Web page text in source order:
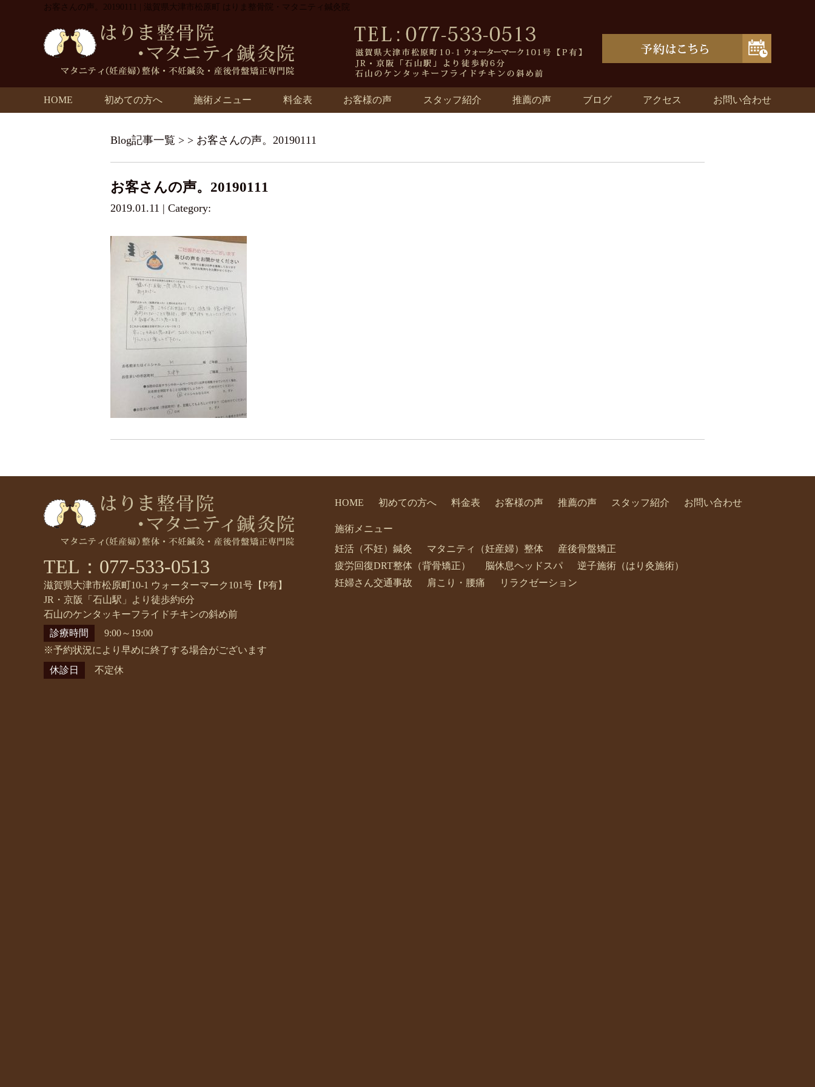
お客さんの声。20190111 | 滋賀県大津市松原町 はりま整骨院・マタニティ鍼灸院
HOME 初めての方へ 施術メニュー 料金表 お客様の声 スタッフ紹介 推薦の声 ブログ アクセス お問い合わせ
Blog記事一覧 > > お客さんの声。20190111
お客さんの声。20190111
2019.01.11 | Category:
TEL：077-533-0513
滋賀県大津市松原町10-1 ウォーターマーク101号【P有】
JR・京阪「石山駅」より徒歩約6分
石山のケンタッキーフライドチキンの斜め前
診療時間
9:00～19:00
※予約状況により早めに終了する場合がございます
休診日
不定休
HOME 初めての方へ 料金表 お客様の声 推薦の声 スタッフ紹介 お問い合わせ
施術メニュー
妊活（不妊）鍼灸
マタニティ（妊産婦）整体
産後骨盤矯正
疲労回復DRT整体（背骨矯正）
脳休息ヘッドスパ
逆子施術（はり灸施術）
妊婦さん交通事故
肩こり・腰痛 リラクゼーション